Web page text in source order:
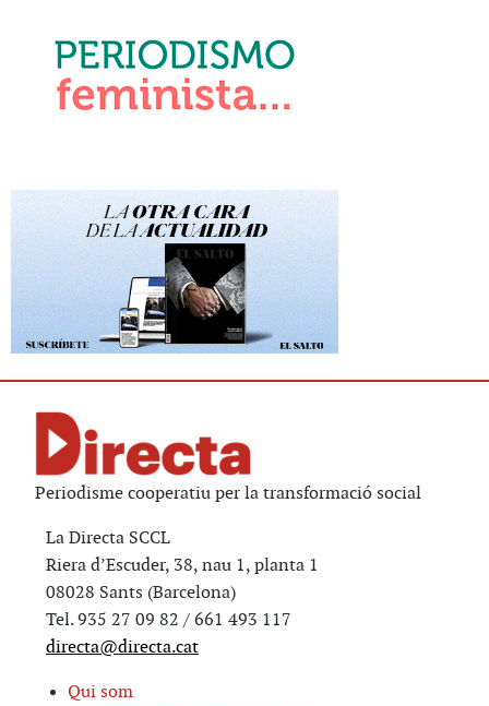
Periodisme cooperatiu per la transformació social
La Directa SCCL
Riera d’Escuder, 38, nau 1, planta 1
08028 Sants (Barcelona)
Tel. 935 27 09 82 / 661 493 117
directa@directa.cat
Qui som